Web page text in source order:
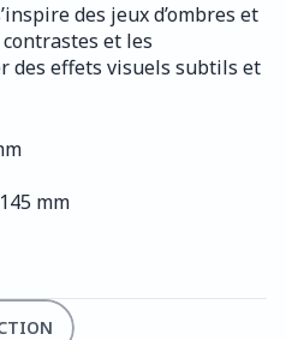
des jeux d’ombres et
et les
des effets visuels subtils et
mm